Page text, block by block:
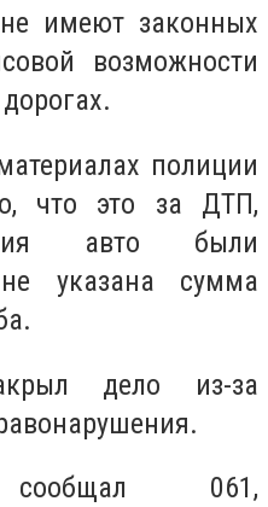
имеют законных
возможности
полиции
что это за ДТП,
авто были
указана сумма
дело из-за
061,